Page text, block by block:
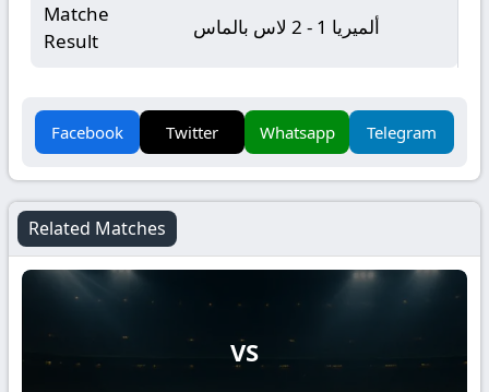
Matche
Result
ألميريا 1 - 2 لاس بالماس
Facebook Twitter Whatsapp Telegram
Related Matches
VS